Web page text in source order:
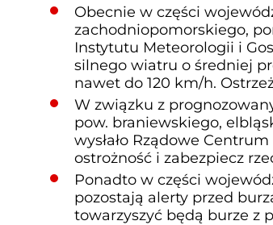
Obecnie w części
zachodniopomorskiego,
Instytutu Meteorologii i
silnego wiatru o średniej
nawet do 120 km/h.
W związku z
pow. braniewskiego,
wysłało Rządowe
ostrożność i zabezpiecz
Ponadto w części
pozostają alerty przed
towarzyszyć będą burze z